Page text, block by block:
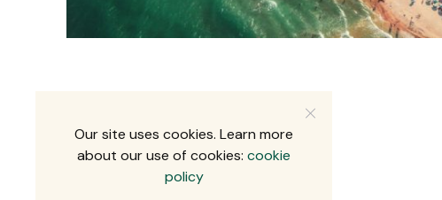
Our site uses cookies. Learn more
about our use of cookies: cookie
policy